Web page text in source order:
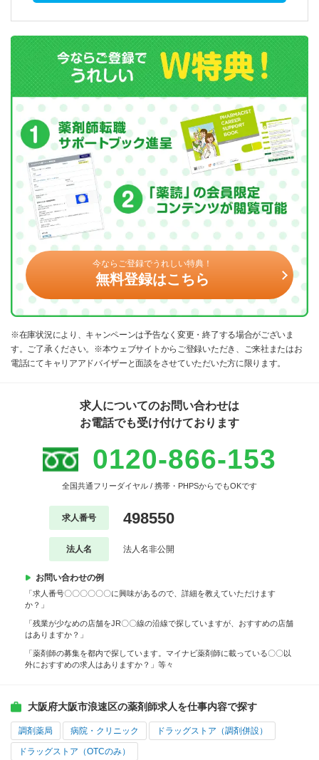
今ならご登録でうれしい特典！
無料登録はこちら
※在庫状況により、キャンペーンは予告なく変更・終了する場合がございま
す。ご了承ください。※本ウェブサイトからご登録いただき、ご来社またはお
電話にてキャリアアドバイザーと面談をさせていただいた方に限ります。
求人についてのお問い合わせは
お電話でも受け付けております
0120-866-153
全国共通フリーダイヤル / 携帯・PHPSからでもOKです
求人番号 498550
法人名 法人名非公開
お問い合わせの例
「求人番号〇〇〇〇〇〇に興味があるので、詳細を教えていただけます
か？」
「残業が少なめの店舗をJR〇〇線の沿線で探していますが、おすすめの店舗
はありますか？」
「薬剤師の募集を都内で探しています。マイナビ薬剤師に載っている〇〇以
外におすすめの求人はありますか？」等々
大阪府大阪市浪速区の薬剤師求人を仕事内容で探す
調剤薬局 病院・クリニック ドラッグストア（調剤併設）
ドラッグストア（OTCのみ）